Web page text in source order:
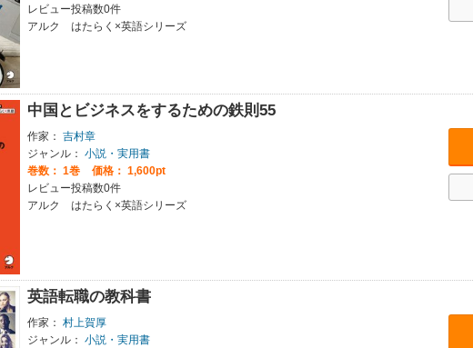
レビュー投稿数0件
アルク はたらく×英語シリーズ
中国とビジネスをするための鉄則55
作家： 吉村章
ジャンル： 小説・実用書
巻数： 1巻
価格： 1,600pt
レビュー投稿数0件
アルク はたらく×英語シリーズ
英語転職の教科書
作家： 村上賀厚
ジャンル： 小説・実用書